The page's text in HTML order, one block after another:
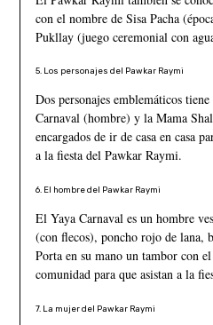
con el nombre de Sisa Pacha
Pukllay (juego ceremonial con
5. Los personajes del Pawkar Raymi
Dos personajes emblemáticos
Carnaval (hombre) y la Mama
encargados de ir de casa en casa
a la fiesta del Pawkar Raymi.
6. El hombre del Pawkar Raymi
El Yaya Carnaval es un hombre
(con flecos), poncho rojo de lana,
Porta en su mano un tambor con
comunidad para que asistan a la
7. La mujer del Pawkar Raymi